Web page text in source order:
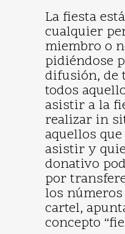
La fiesta
cualquier
miembro o
pidiéndose
difusión, de
todos
asistir a la
realizar in
aquellos
asistir y
donativo
por
los
cartel,
concepto